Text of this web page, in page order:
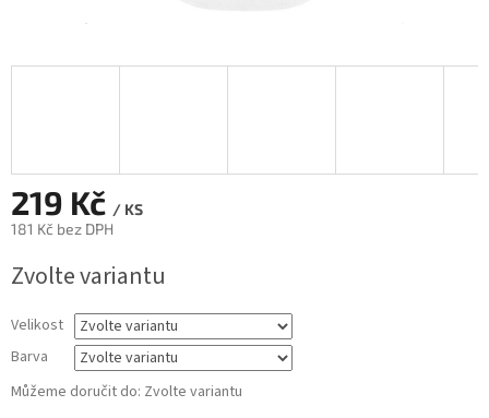
219 Kč / KS
181 Kč bez DPH
cena:
Zvolte variantu
Velikost
Barva
Můžeme doručit do: Zvolte variantu